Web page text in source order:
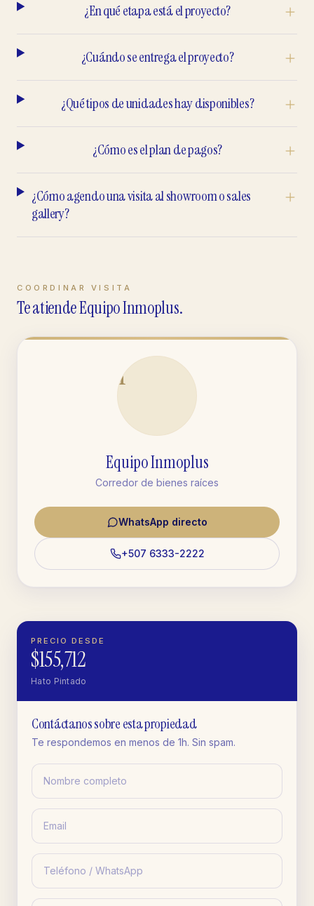
¿En qué etapa está el proyecto?
¿Cuándo se entrega el proyecto?
¿Qué tipos de unidades hay disponibles?
¿Cómo es el plan de pagos?
¿Cómo agendo una visita al showroom o sales
gallery?
COORDINAR VISITA
Te atiende Equipo Inmoplus.
I
Equipo Inmoplus
Corredor de bienes raíces
WhatsApp directo
+507 6333-2222
PRECIO DESDE
$155,712
Hato Pintado
Contáctanos sobre esta propiedad
Te respondemos en menos de 1h. Sin spam.